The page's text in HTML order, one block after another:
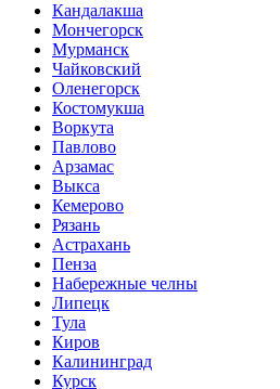
Кандалакша
Мончегорск
Мурманск
Чайковский
Оленегорск
Костомукша
Воркута
Павлово
Арзамас
Выкса
Кемерово
Рязань
Астрахань
Пенза
Набережные челны
Липецк
Тула
Киров
Калининград
Курск